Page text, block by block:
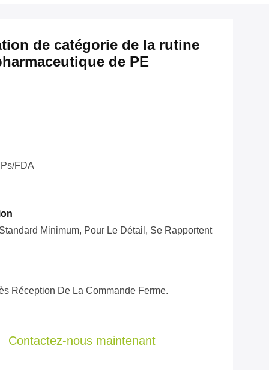
de catégorie de la rutine
de PE
FDA
Minimum, Pour Le Détail, Se Rapportent
Réception De La Commande Ferme.
Contactez-nous maintenant